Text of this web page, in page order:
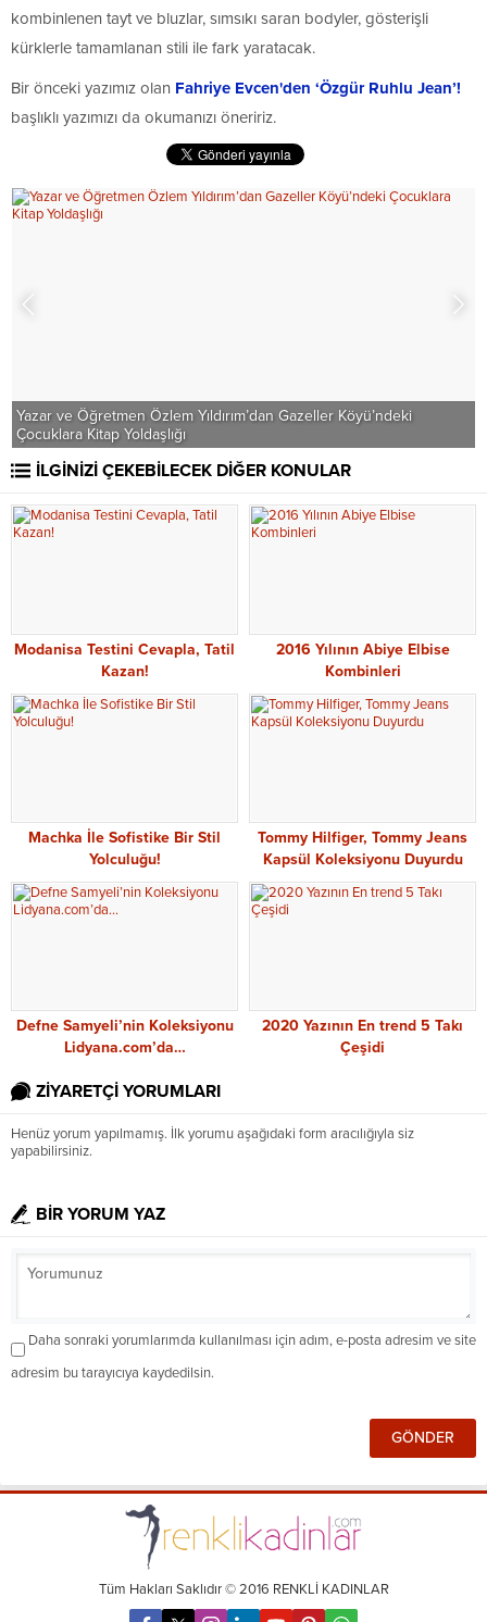
kombinlenen tayt ve bluzlar, sımsıkı saran bodyler, gösterişli
kürklerle tamamlanan stili ile fark yaratacak.
Bir önceki yazımız olan Fahriye Evcen'den ‘Özgür Ruhlu Jean’!
başlıklı yazımızı da okumanızı öneririz.
Yazar ve Öğretmen Özlem Yıldırım’dan Gazeller Köyü’ndeki
Çocuklara Kitap Yoldaşlığı
İLGİNİZİ ÇEKEBİLECEK DİĞER KONULAR
Modanisa Testini Cevapla, Tatil
Kazan!
2016 Yılının Abiye Elbise
Kombinleri
Machka İle Sofistike Bir Stil
Yolculuğu!
Tommy Hilfiger, Tommy Jeans
Kapsül Koleksiyonu Duyurdu
Defne Samyeli’nin Koleksiyonu
Lidyana.com’da…
2020 Yazının En trend 5 Takı
Çeşidi
ZİYARETÇİ YORUMLARI
Henüz yorum yapılmamış. İlk yorumu aşağıdaki form aracılığıyla siz
yapabilirsiniz.
BİR YORUM YAZ
Daha sonraki yorumlarımda kullanılması için adım, e-posta adresim ve site
adresim bu tarayıcıya kaydedilsin.
Tüm Hakları Saklıdır © 2016 RENKLİ KADINLAR